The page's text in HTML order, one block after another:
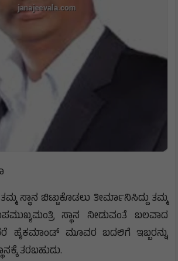
ಸ್ಥಾನ ಬಿಟ್ಟುಕೊಡಲು ತೀರ್ಮಾನಿಸಿದ್ದು ತಮ್ಮ
ಸ್ಥಾನ ನೀಡುವಂತೆ ಬಲವಾದ
ಹೈಕಮಾಂಡ್ ಮೂವರ ಬದಲಿಗೆ ಇಬ್ಬರನ್ನು
ತರಬಹುದು.